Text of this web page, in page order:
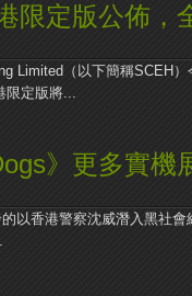
限定版公佈，
Limited（以下簡稱SCEH
限定版將...
》更多實機
以香港警察沈威潛入黑社